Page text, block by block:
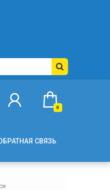
0
СВЯЗЬ